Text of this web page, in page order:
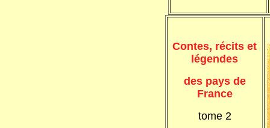
Contes, récits et
légendes
des pays de
France
tome 2